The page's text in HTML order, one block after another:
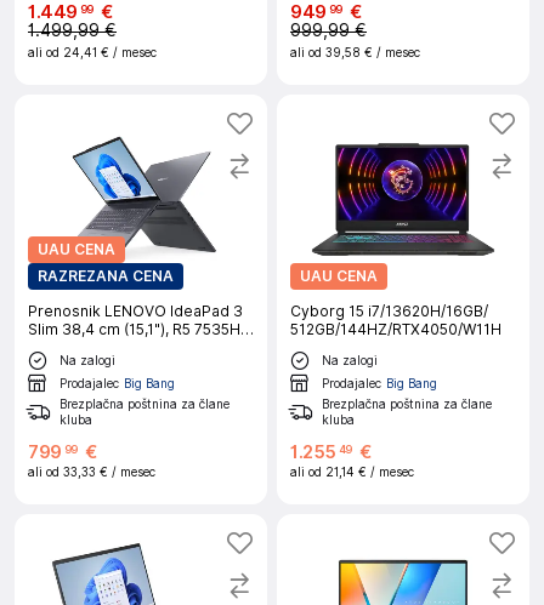
1 .449 99 €
1.499,99 €
ali od 24,41 € / mesec
949 99 €
999,99 €
ali od 39,58 € / mesec
UAU CENA
RAZREZANA CENA
Prenosnik LENOVO IdeaPad 3
Slim 38,4 cm (15,1"), R5 7535HS,
24 GB RAM, 1 TB SSD, W11H
Na zalogi
Prodajalec Big Bang
Brezplačna poštnina za člane
kluba
799 99 €
ali od 33,33 € / mesec
UAU CENA
Cyborg 15 i7/13620H/16GB/
512GB/144HZ/RTX4050/W11H
Na zalogi
Prodajalec Big Bang
Brezplačna poštnina za člane
kluba
1 .255 49 €
ali od 21,14 € / mesec